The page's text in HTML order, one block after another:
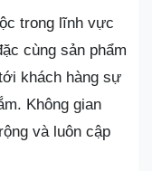
trong lĩnh vực
cùng sản phẩm
khách hàng sự
Không gian
và luôn cập